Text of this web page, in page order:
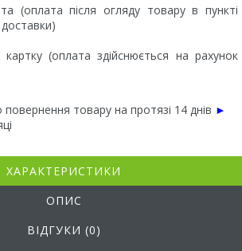
(оплата після огляду товару в пункті
картку (оплата здійснюється на рахунок
товару на протязі 14 днів ►
ХАРАКТЕРИСТИКИ
ОПИС
ВІДГУКИ (0)